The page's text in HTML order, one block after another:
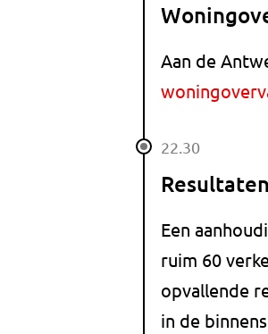
Aan de
22.30
Een
ruim 60
opvallende
in de